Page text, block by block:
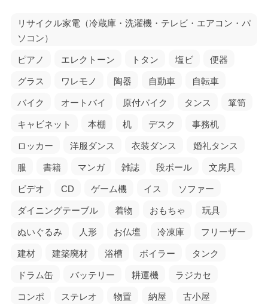
リサイクル家電（冷蔵庫・洗濯機・テレビ・エアコン・パ
ソコン）
ピアノ エレクトーン トタン 塩ビ 便器
グラス ワレモノ 陶器 自動車 自転車
バイク オートバイ 原付バイク タンス 箪笥
キャビネット 本棚 机 デスク 事務机
ロッカー 洋服ダンス 衣装ダンス 婚礼タンス
服 書籍 マンガ 雑誌 段ボール 文房具
ビデオ CD ゲーム機 イス ソファー
ダイニングテーブル 着物 おもちゃ 玩具
ぬいぐるみ 人形 お仏壇 冷凍庫 フリーザー
建材 建築廃材 浴槽 ボイラー タンク
ドラム缶 バッテリー 耕運機 ラジカセ
コンポ ステレオ 物置 納屋 古小屋